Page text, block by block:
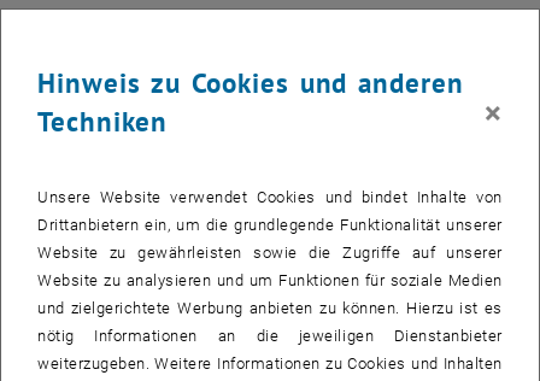
energieintensiver Labore ebenso notwendig machen wie die
Investitionsstopp : Moderne Geräteinfrastruktur kann nicht erneuert
ein Sinken der Forschungsleistung und einen damit
einhergehenden Qualitätsverlust bei der Ausbildung junger
Menschen.
Kooperationsstopp: Die Reduktion von wissenschaftlicher
Forschungs- und Innovationsleistung lässt weniger Industrie- und
Wirtschaftskooperationen zu und Österreich fällt zurück auf dem
Weg zum Innovation Leader.
Hinweis zu Cookies und anderen
Techniken
×
Unsere Website verwendet Cookies und bindet Inhalte von
Drittanbietern ein, um die grundlegende Funktionalität unserer
Website zu gewährleisten sowie die Zugriffe auf unserer
Website zu analysieren und um Funktionen für soziale Medien
und zielgerichtete Werbung anbieten zu können. Hierzu ist es
nötig Informationen an die jeweiligen Dienstanbieter
weiterzugeben. Weitere Informationen zu Cookies und Inhalten